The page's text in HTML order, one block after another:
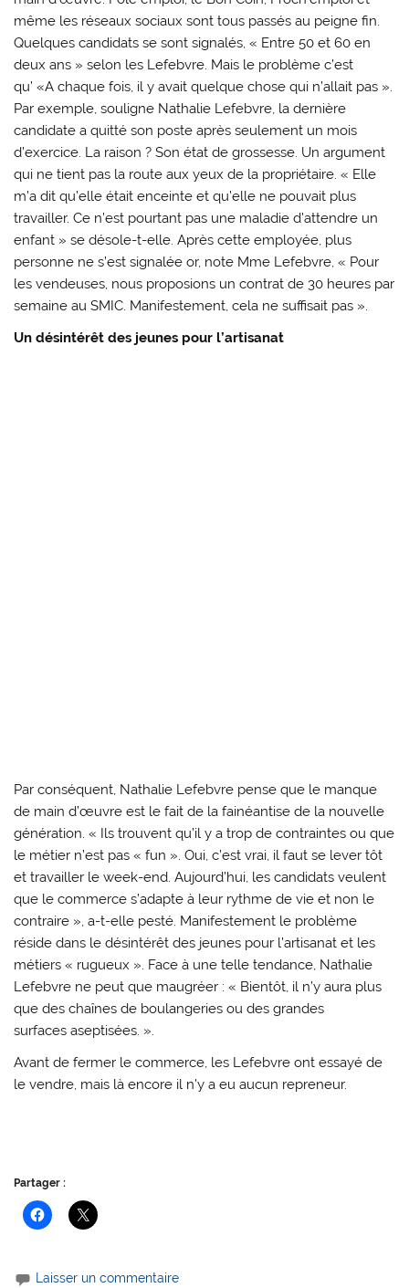
même les réseaux sociaux sont tous passés au peigne fin.
Quelques candidats se sont signalés, « Entre 50 et 60 en
deux ans » selon les Lefebvre. Mais le problème c’est
qu’ «A chaque fois, il y avait quelque chose qui n’allait pas ».
Par exemple, souligne Nathalie Lefebvre, la dernière
candidate a quitté son poste après seulement un mois
d’exercice. La raison ? Son état de grossesse. Un argument
qui ne tient pas la route aux yeux de la propriétaire. « Elle
m’a dit qu’elle était enceinte et qu’elle ne pouvait plus
travailler. Ce n’est pourtant pas une maladie d’attendre un
enfant » se désole-t-elle. Après cette employée, plus
personne ne s’est signalée or, note Mme Lefebvre, « Pour
les vendeuses, nous proposions un contrat de 30 heures par
semaine au SMIC. Manifestement, cela ne suffisait pas ».
Un désintérêt des jeunes pour l’artisanat
Par conséquent, Nathalie Lefebvre pense que le manque
de main d’œuvre est le fait de la fainéantise de la nouvelle
génération. « Ils trouvent qu’il y a trop de contraintes ou que
le métier n’est pas « fun ». Oui, c’est vrai, il faut se lever tôt
et travailler le week-end. Aujourd’hui, les candidats veulent
que le commerce s’adapte à leur rythme de vie et non le
contraire », a-t-elle pesté. Manifestement le problème
réside dans le désintérêt des jeunes pour l’artisanat et les
métiers « rugueux ». Face à une telle tendance, Nathalie
Lefebvre ne peut que maugréer : « Bientôt, il n’y aura plus
que des chaînes de boulangeries ou des grandes
surfaces aseptisées. ».
Avant de fermer le commerce, les Lefebvre ont essayé de
le vendre, mais là encore il n’y a eu aucun repreneur.
Partager :
Laisser un commentaire